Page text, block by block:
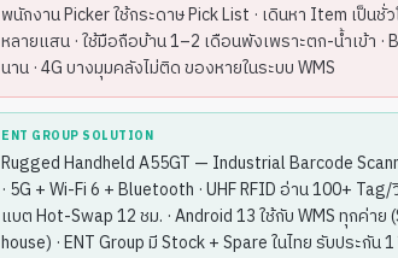
พนักงาน Picker ใช้กระดาษ Pick List · เดินหา Item เป็นชั่
หลายแสน · ใช้มือถือบ้าน 1–2 เดือนพังเพราะตก-น้ำเข้า
นาน · 4G บางมุมคลังไม่ติด ของหายในระบบ WMS
ENT GROUP SOLUTION
Rugged Handheld A55GT — Industrial Barcode
· 5G + Wi-Fi 6 + Bluetooth · UHF RFID อ่าน 100+ Tag/
แบต Hot-Swap 12 ชม. · Android 13 ใช้กับ WMS ทุกค่า
house) · ENT Group มี Stock + Spare ในไทย รับประกัน